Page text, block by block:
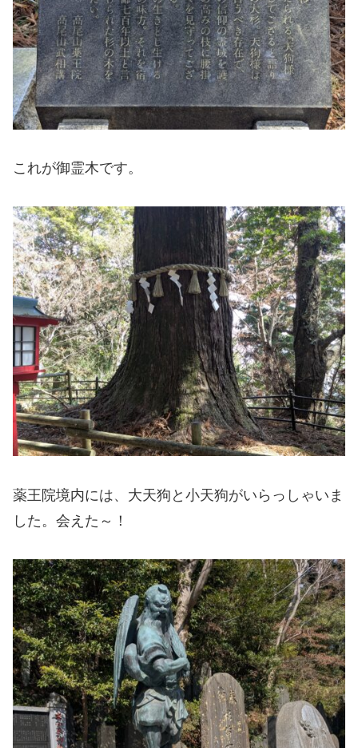
これが御霊木です。
薬王院境内には、大天狗と小天狗がいらっしゃいま
した。会えた～！